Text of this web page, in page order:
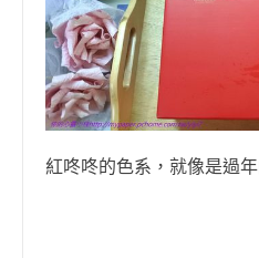
紅咚咚的色系，就像是過